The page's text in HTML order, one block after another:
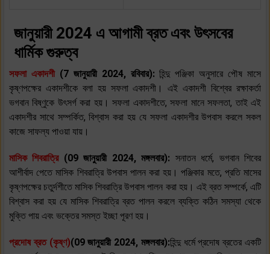
জানুয়ারী 2024 এ আগামী ব্রত এবং উৎসবের
ধার্মিক গুরুত্ব
সফলা একাদশী(7 জানুয়ারী 2024, রবিবার):হিন্দু পঞ্জিকা অনুসারে পৌষ মাসে
কৃষ্ণপক্ষের একাদশীকে বলা হয় সফলা একাদশী। এই একাদশী বিশ্বের রক্ষাকর্তা
ভগবান বিষ্ণুকে উৎসর্গ করা হয়। সফলা একাদশীতে, সফলা মানে সফলতা, তাই এই
একাদশীর সাথে সম্পর্কিত, বিশ্বাস করা হয় যে সফলা একাদশীর উপবাস করলে সকল
কাজে সাফল্য পাওয়া যায়।
মাসিক শিবরাত্রি(09 জানুয়ারী 2024, মঙ্গলবার): সনাতন ধর্মে, ভগবান শিবের
আশীর্বাদ পেতে মাসিক শিবরাত্রি উপবাস পালন করা হয়। পঞ্জিকার মতে, প্রতি মাসের
কৃষ্ণপক্ষের চতুর্দশীতে মাসিক শিবরাত্রি উপবাস পালন করা হয়। এই ব্রত সম্পর্কে, এটি
বিশ্বাস করা হয় যে মাসিক শিবরাত্রি ব্রত পালন করলে ব্যক্তি কঠিন সমস্যা থেকে
মুক্তি পায় এবং ভক্তের সমস্ত ইচ্ছা পূরণ হয়।
প্রদোষ ব্রত (কৃষ্ণ)(09 জানুয়ারী 2024, মঙ্গলবার):হিন্দু ধর্মে প্রদোষ ব্রতের একটি